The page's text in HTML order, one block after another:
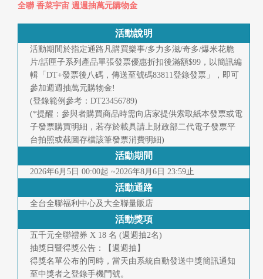
全聯 香菜宇宙 週週抽萬元購物金
活動說明
活動期間於指定通路凡購買樂事/多力多滋/奇多/爆米花脆
片/話匣子系列產品單張發票優惠折扣後滿額$99，以簡訊編
輯「DT+發票後八碼，傳送至號碼83811登錄發票」，即可
參加週週抽萬元購物金!
(登錄範例參考：DT23456789)
(*提醒：參與者購買商品時需向店家提供索取紙本發票或電
子發票購買明細，若存於載具請上財政部二代電子發票平
台拍照或截圖存檔該筆發票消費明細)
活動期間
2026年6月5日 00:00起 ~2026年8月6日 23:59止
活動通路
全台全聯福利中心及大全聯量販店
活動獎項
五千元全聯禮券 X 18 名 (週週抽2名)
抽獎日暨得獎公告：【週週抽】
得獎名單公布的同時，當天由系統自動發送中獎簡訊通知
至中獎者之登錄手機門號。